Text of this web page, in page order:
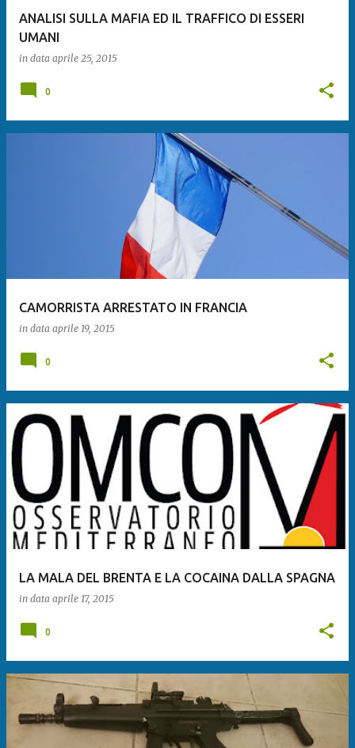
ANALISI SULLA MAFIA ED IL TRAFFICO DI ESSERI
UMANI
in data aprile 25, 2015
0
CAMORRISTA ARRESTATO IN FRANCIA
in data aprile 19, 2015
0
LA MALA DEL BRENTA E LA COCAINA DALLA SPAGNA
in data aprile 17, 2015
0